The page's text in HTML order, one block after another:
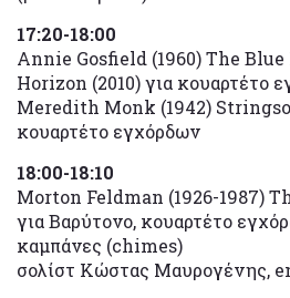
17:20-18:00
Annie Gosfield (1960) The
Horizon (2010) για κουαρτέτο
Meredith Monk (1942)
κουαρτέτο εγχόρδων
18:00-18:10
Morton Feldman (1926-1987)
για Βαρύτονο, κουαρτέτο
καμπάνες (chimes)
σολίστ Κώστας Μαυρογένης,